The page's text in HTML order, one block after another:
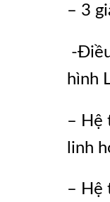
– 3
-
hình
– Hệ
linh
– Hệ